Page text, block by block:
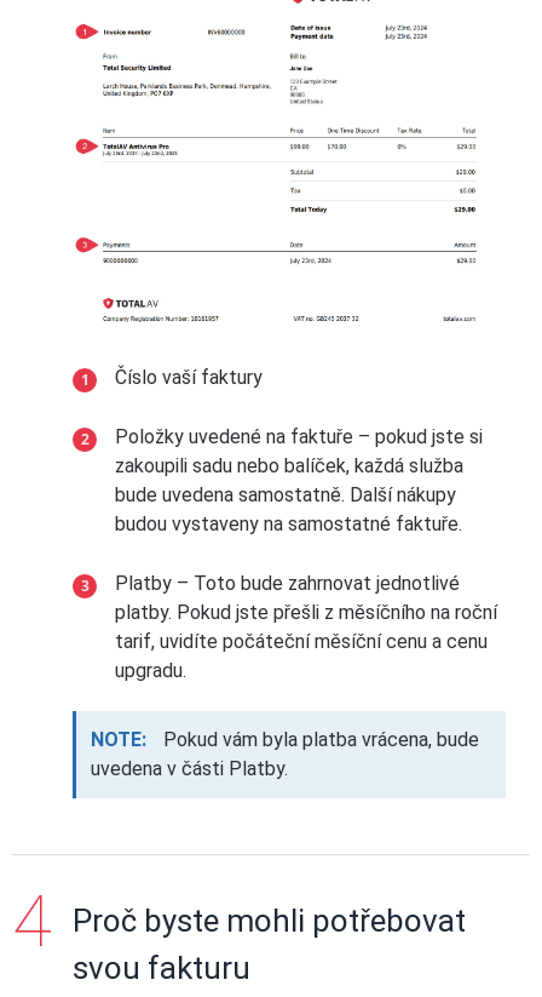
Číslo vaší faktury
Položky uvedené na faktuře – pokud jste si
zakoupili sadu nebo balíček, každá služba
bude uvedena samostatně. Další nákupy
budou vystaveny na samostatné faktuře.
Platby – Toto bude zahrnovat jednotlivé
platby. Pokud jste přešli z měsíčního na roční
tarif, uvidíte počáteční měsíční cenu a cenu
upgradu.
NOTE:
Pokud vám byla platba vrácena, bude
uvedena v části Platby.
Proč byste mohli potřebovat
svou fakturu